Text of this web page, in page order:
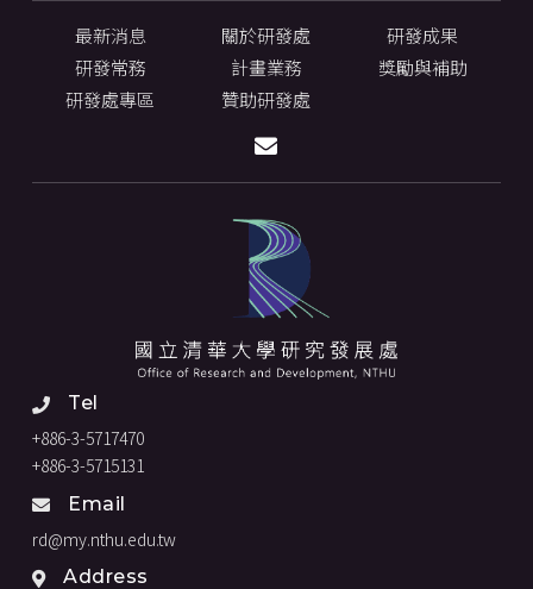
最新消息 關於研發處
研發成果
研發常務
計畫業務
獎勵與補助
研發處專區
贊助研發處
Tel
+886-3-5717470
+886-3-5715131
Email
rd@my.nthu.edu.tw
Address